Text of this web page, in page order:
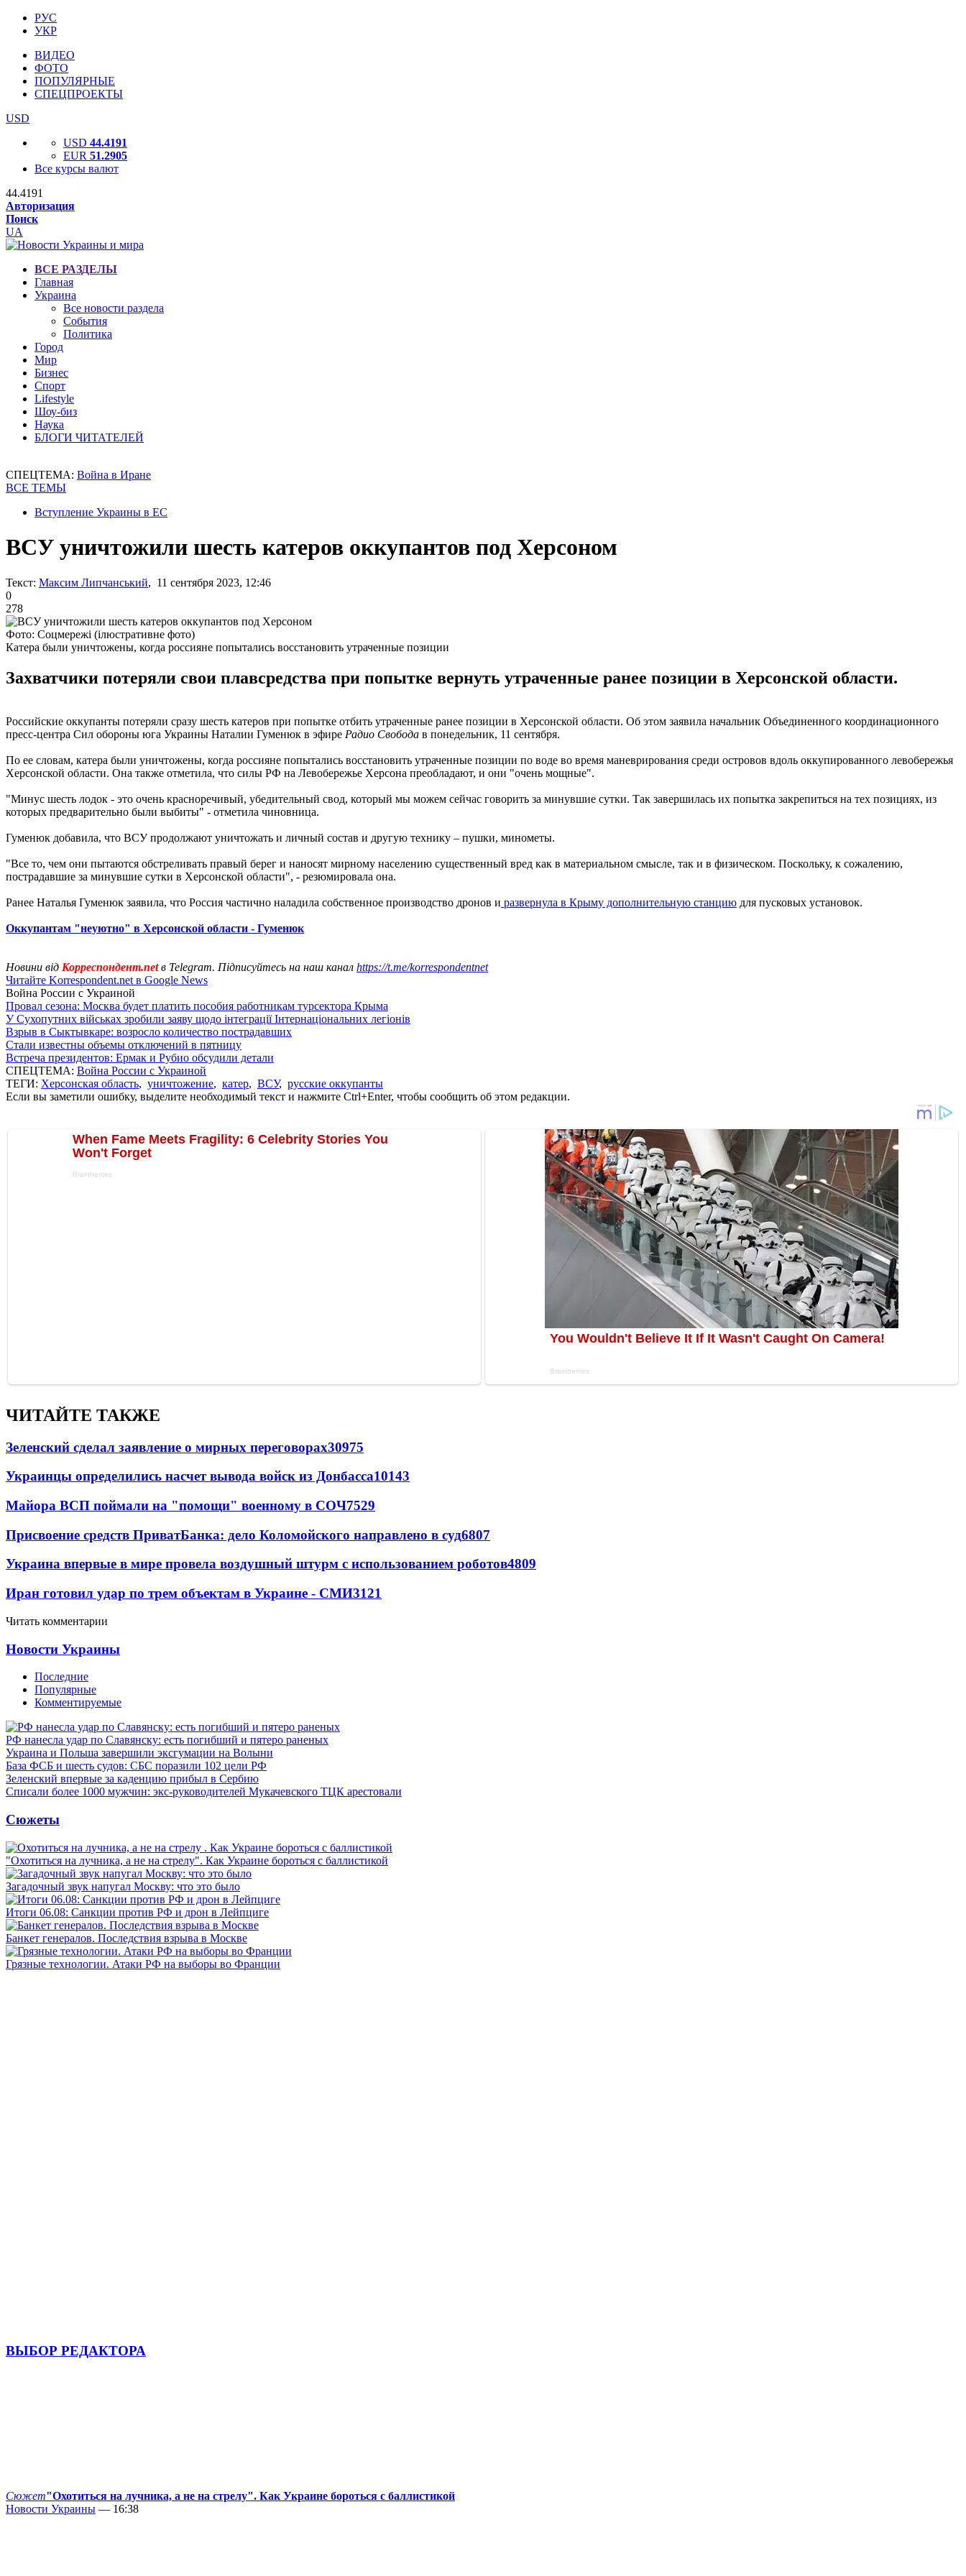
РУС
УКР
ВИДЕО
ФОТО
ПОПУЛЯРНЫЕ
СПЕЦПРОЕКТЫ
USD
USD 44.4191
EUR 51.2905
Все курсы валют
44.4191
Авторизация
Поиск
UA
ВСЕ РАЗДЕЛЫ
Главная
Украина
Все новости раздела
События
Политика
Город
Мир
Бизнес
Спорт
Lifestyle
Шоу-биз
Наука
БЛОГИ ЧИТАТЕЛЕЙ
СПЕЦТЕМА: Война в Иране
ВСЕ ТЕМЫ
Вступление Украины в ЕС
ВСУ уничтожили шесть катеров оккупантов под Херсоном
Текст: Максим Липчанський, 11 сентября 2023, 12:46
0
278
Фото: Соцмережі (ілюстративне фото)
Катера были уничтожены, когда россияне попытались восстановить утраченные позиции
Захватчики потеряли свои плавсредства при попытке вернуть утраченные ранее позиции в Херсонской области.
Российские оккупанты потеряли сразу шесть катеров при попытке отбить утраченные ранее позиции в Херсонской области. Об этом заявила начальник Объединенного координационного
пресс-центра Сил обороны юга Украины Наталии Гуменюк в эфире Радио Свобода в понедельник, 11 сентября.
По ее словам, катера были уничтожены, когда россияне попытались восстановить утраченные позиции по воде во время маневрирования среди островов вдоль оккупированного левобережья
Херсонской области. Она также отметила, что силы РФ на Левобережье Херсона преобладают, и они "очень мощные".
"Минус шесть лодок - это очень красноречивый, убедительный свод, который мы можем сейчас говорить за минувшие сутки. Так завершилась их попытка закрепиться на тех позициях, из
которых предварительно были выбиты" - отметила чиновница.
Гуменюк добавила, что ВСУ продолжают уничтожать и личный состав и другую технику – пушки, минометы.
"Все то, чем они пытаются обстреливать правый берег и наносят мирному населению существенный вред как в материальном смысле, так и в физическом. Поскольку, к сожалению,
пострадавшие за минувшие сутки в Херсонской области", - резюмировала она.
Ранее Наталья Гуменюк заявила, что Россия частично наладила собственное производство дронов и развернула в Крыму дополнительную станцию для пусковых установок.
Оккупантам "неуютно" в Херсонской области - Гуменюк
Новини від Корреспондент.netв Telegram. Підписуйтесь на наш канал https://t.me/korrespondentnet
Читайте Korrespondent.net в Google News
Война России с Украиной
Провал сезона: Москва будет платить пособия работникам турсектора Крыма
У Сухопутних військах зробили заяву щодо інтеграції Інтернаціональних легіонів
Взрыв в Сыктывкаре: возросло количество пострадавших
Стали известны объемы отключений в пятницу
Встреча президентов: Ермак и Рубио обсудили детали
СПЕЦТЕМА: Война России с Украиной
ТЕГИ: Херсонская область, уничтожение, катер, ВСУ, русские оккупанты
Если вы заметили ошибку, выделите необходимый текст и нажмите Ctrl+Enter, чтобы сообщить об этом редакции.
ЧИТАЙТЕ ТАКЖЕ
Зеленский сделал заявление о мирных переговорах30975
Украинцы определились насчет вывода войск из Донбасса10143
Майора ВСП поймали на "помощи" военному в СОЧ7529
Присвоение средств ПриватБанка: дело Коломойского направлено в суд6807
Украина впервые в мире провела воздушный штурм с использованием роботов4809
Иран готовил удар по трем объектам в Украине - СМИ3121
Читать комментарии
Новости Украины
Последние
Популярные
Комментируемые
РФ нанесла удар по Славянску: есть погибший и пятеро раненых
Украина и Польша завершили эксгумации на Волыни
База ФСБ и шесть судов: СБС поразили 102 цели РФ
Зеленский впервые за каденцию прибыл в Сербию
Списали более 1000 мужчин: экс-руководителей Мукачевского ТЦК арестовали
Сюжеты
"Охотиться на лучника, а не на стрелу". Как Украине бороться с баллистикой
Загадочный звук напугал Москву: что это было
Итоги 06.08: Санкции против РФ и дрон в Лейпциге
Банкет генералов. Последствия взрыва в Москве
Грязные технологии. Атаки РФ на выборы во Франции
ВЫБОР РЕДАКТОРА
Сюжет"Охотиться на лучника, а не на стрелу". Как Украине бороться с баллистикой
Новости Украины — 16:38